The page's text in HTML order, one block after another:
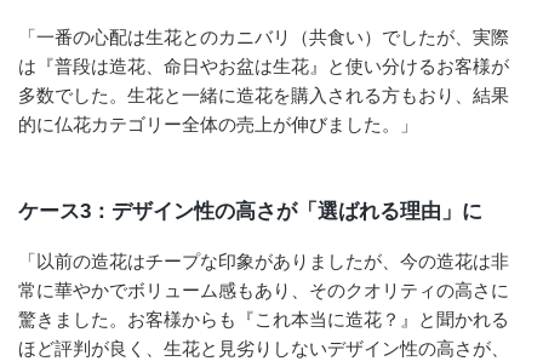
「一番の心配は生花とのカニバリ（共食い）でしたが、実際
は『普段は造花、命日やお盆は生花』と使い分けるお客様が
多数でした。生花と一緒に造花を購入される方もおり、結果
的に仏花カテゴリー全体の売上が伸びました。」
ケース3：デザイン性の高さが「選ばれる理由」に
「以前の造花はチープな印象がありましたが、今の造花は非
常に華やかでボリューム感もあり、そのクオリティの高さに
驚きました。お客様からも『これ本当に造花？』と聞かれる
ほど評判が良く、生花と見劣りしないデザイン性の高さが、